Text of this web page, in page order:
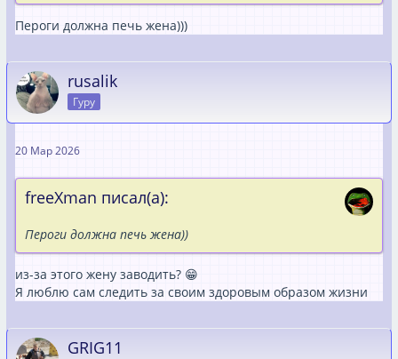
Пероги должна печь жена)))
rusalik
Гуру
20 Мар 2026
freeXman писал(а):
Пероги должна печь жена))
из-за этого жену заводить? 😁
Я люблю сам следить за своим здоровым образом жизни
GRIG11